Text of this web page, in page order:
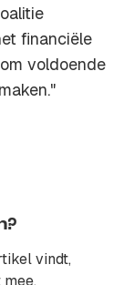
financiële
voldoende
vindt,